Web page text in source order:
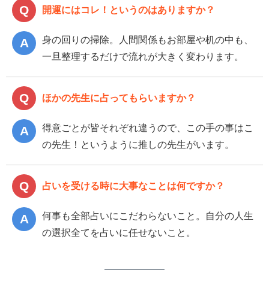
開運にはコレ！というのはありますか？
身の回りの掃除。人間関係もお部屋や机の中も、
一旦整理するだけで流れが大きく変わります。
ほかの先生に占ってもらいますか？
得意ごとが皆それぞれ違うので、この手の事はこ
の先生！というように推しの先生がいます。
占いを受ける時に大事なことは何ですか？
何事も全部占いにこだわらないこと。自分の人生
の選択全てを占いに任せないこと。